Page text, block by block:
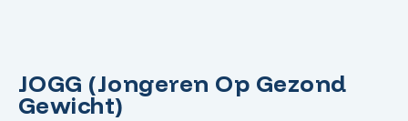
JOGG (Jongeren Op Gezond
Gewicht)